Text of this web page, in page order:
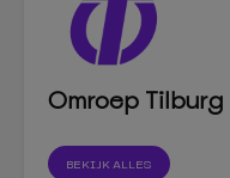
Omroep Tilburg
BEKIJK ALLES